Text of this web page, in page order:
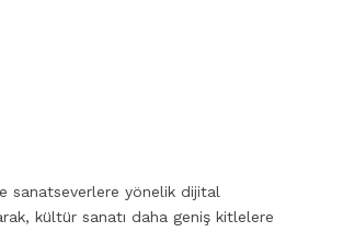
sanatseverlere yönelik dijital
kültür sanatı daha geniş kitlelere